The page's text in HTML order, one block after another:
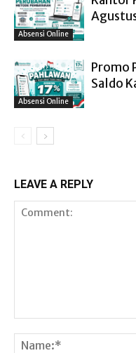
Absensi Online
Absensi Online
Promo
Saldo
LEAVE A REPLY